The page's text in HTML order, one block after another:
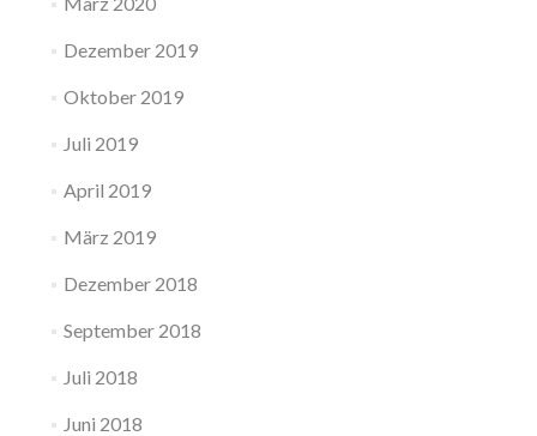
Dezember 2019
Oktober 2019
Juli 2019
April 2019
März 2019
Dezember 2018
September 2018
Juli 2018
Juni 2018